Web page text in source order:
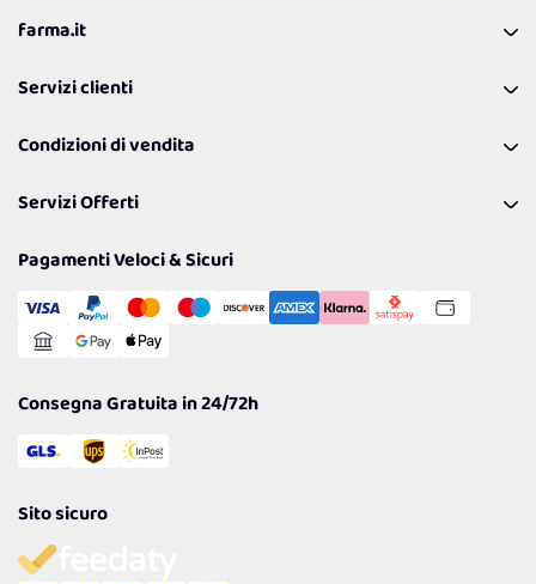
farma.it
Coupon
Lavora con noi
Politiche per la parità di genere
Servizi clienti
Richiamami
Resi
Condizioni di vendita
Spedizioni
Cookie Policy
Gestisci Cookie
Servizi Offerti
Reso Facile e Veloce
Pagamenti Veloci & Sicuri
Consegna Gratuita in 24/72h
Sito sicuro